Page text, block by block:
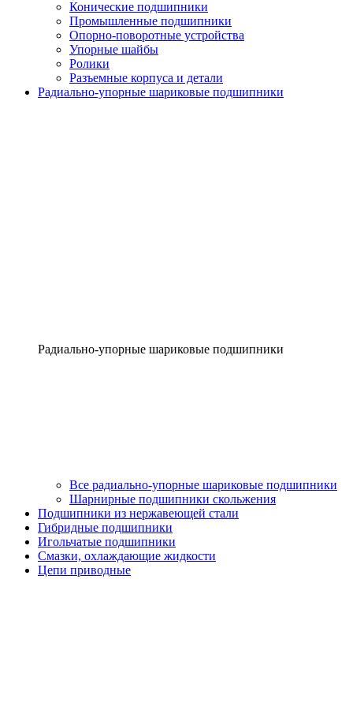
Конические подшипники
Промышленные подшипники
Опорно-поворотные устройства
Упорные шайбы
Ролики
Разъемные корпуса и детали
Радиально-упорные шариковые подшипники
Радиально-упорные шариковые подшипники
Все радиально-упорные шариковые подшипники
Шарнирные подшипники скольжения
Подшипники из нержавеющей стали
Гибридные подшипники
Игольчатые подшипники
Смазки, охлаждающие жидкости
Цепи приводные